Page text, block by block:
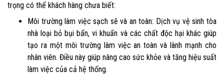
trọng có thể khách hàng chưa biết:
Môi trường làm việc sạch sẽ và an toàn: Dịch vụ vệ sinh tòa
nhà loại bỏ bụi bẩn, vi khuẩn và các chất độc hại khác giúp
tạo ra một môi trường làm việc an toàn và lành mạnh cho
nhân viên. Điều này giúp nâng cao sức khỏe và tăng hiệu suất
làm việc của cả hệ thống.